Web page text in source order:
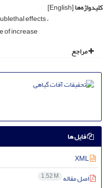
کلیدواژه‌ها[English]
effects
of increase
مراجع
فایل ها
اصل مقاله 1.52 M